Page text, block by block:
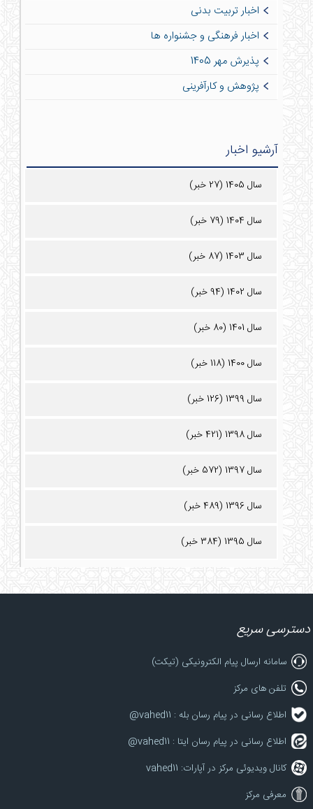
اخبار تربیت بدنی
اخبار فرهنگی و جشنواره ها
پذیرش مهر 1405
پژوهش و کارآفرینی
آرشیو اخبار
سال 1405 (27 خبر)
سال 1404 (79 خبر)
سال 1403 (87 خبر)
سال 1402 (94 خبر)
سال 1401 (80 خبر)
سال 1400 (118 خبر)
سال 1399 (126 خبر)
سال 1398 (421 خبر)
سال 1397 (572 خبر)
سال 1396 (489 خبر)
سال 1395 (384 خبر)
دسترسی سریع
سامانه ارسال پیام الکترونیکی (تیکت)
تلفن های مرکز
اطلاع رسانی در پیام رسان بله : vahed11@
اطلاع رسانی در پیام رسان ایتا : vahed11@
کانال ویدیوئی مرکز در آپارات: vahed11
معرفی مرکز